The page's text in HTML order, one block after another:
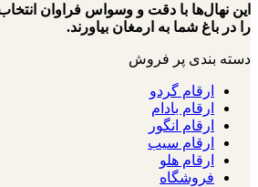
این نهال‌ها با دقت و وسواس فراوان انتخاب
را در باغ شما به ارمغان بیاورند.
دسته بندی پر فروش
ارقام گردو
ارقام بادام
ارقام انگور
ارقام سیب
ارقام هلو
فروشگاه